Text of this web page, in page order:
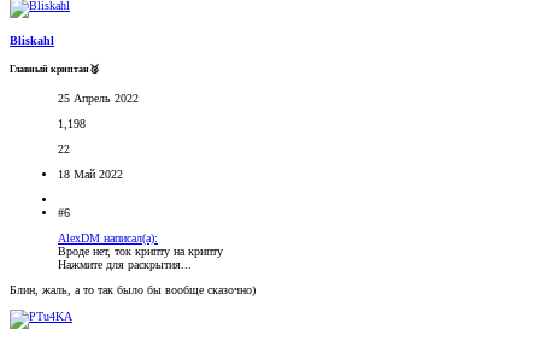
Bliskahl
Главный криптан🥈
25 Апрель 2022
1,198
22
18 Май 2022
#6
AlexDM написал(а):
Вроде нет, ток крипту на крипту
Нажмите для раскрытия...
Блин, жаль, а то так было бы вообще сказочно)